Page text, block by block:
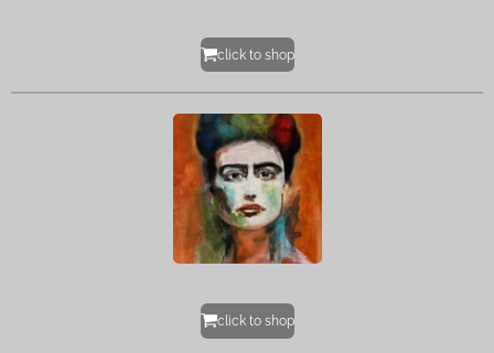
click to shop
click to shop